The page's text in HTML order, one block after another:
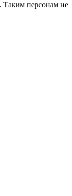
Таким персонам не